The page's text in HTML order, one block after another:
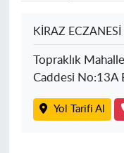
KİRAZ ECZANESİ
Topraklık
Caddesi No:13A
Yol Tarifi Al